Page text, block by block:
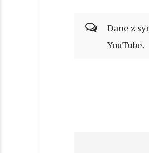
Dane z
YouTube.